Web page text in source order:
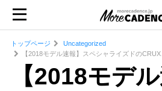
トップページ
Uncategorized
【2018モデル速報】スペシャライズドの
【2018モデ